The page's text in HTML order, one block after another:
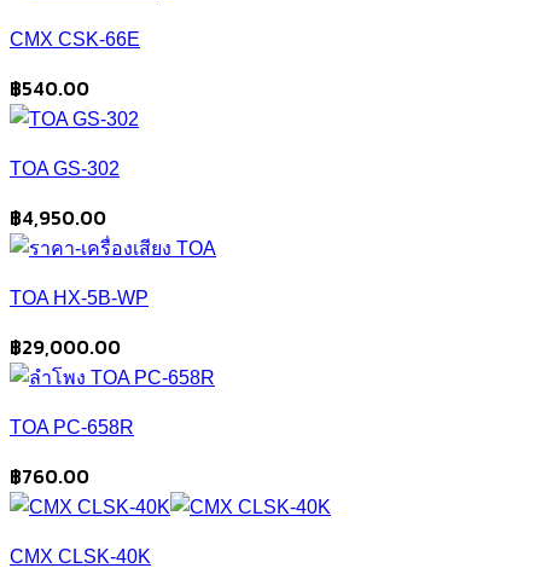
CMX CSK-66E
฿540.00
TOA GS-302
฿4,950.00
TOA HX-5B-WP
฿29,000.00
TOA PC-658R
฿760.00
CMX CLSK-40K